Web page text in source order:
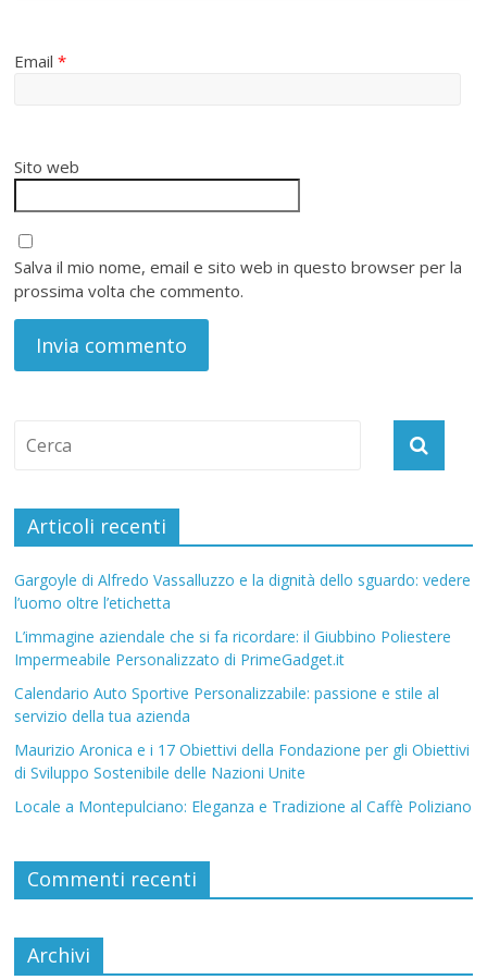
Email*
Sito web
Salva il mio nome, email e sito web in questo browser per la
prossima volta che commento.
Articoli recenti
Gargoyle di Alfredo Vassalluzzo e la dignità dello sguardo: vedere
l’uomo oltre l’etichetta
L’immagine aziendale che si fa ricordare: il Giubbino Poliestere
Impermeabile Personalizzato di PrimeGadget.it
Calendario Auto Sportive Personalizzabile: passione e stile al
servizio della tua azienda
Maurizio Aronica e i 17 Obiettivi della Fondazione per gli Obiettivi
di Sviluppo Sostenibile delle Nazioni Unite
Locale a Montepulciano: Eleganza e Tradizione al Caffè Poliziano
Commenti recenti
Archivi